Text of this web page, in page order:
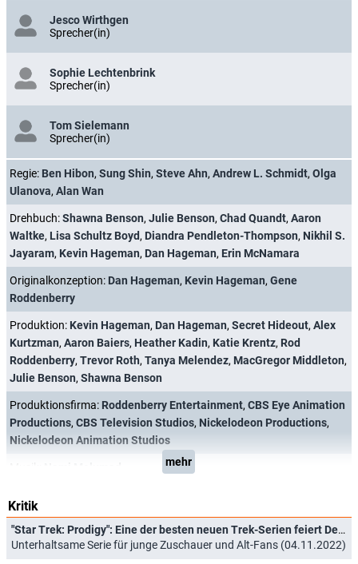
Jesco Wirthgen
Sprecher(in)
Sophie Lechtenbrink
Sprecher(in)
Tom Sielemann
Sprecher(in)
Regie: Ben Hibon, Sung Shin, Steve Ahn, Andrew L. Schmidt, Olga
Ulanova, Alan Wan
Drehbuch:Shawna Benson, Julie Benson, Chad Quandt, Aaron
Waltke, Lisa Schultz Boyd, Diandra Pendleton-Thompson, Nikhil S.
Jayaram, Kevin Hageman, Dan Hageman, Erin McNamara
Originalkonzeption: Dan Hageman, Kevin Hageman, Gene
Roddenberry
Produktion: Kevin Hageman, Dan Hageman, Secret Hideout, Alex
Kurtzman, Aaron Baiers, Heather Kadin, Katie Krentz, Rod
Roddenberry, Trevor Roth, Tanya Melendez, MacGregor Middleton,
Julie Benson, Shawna Benson
Produktionsfirma: Roddenberry Entertainment, CBS Eye Animation
Productions, CBS Television Studios, Nickelodeon Productions,
Nickelodeon Animation Studios
mehr
Kritik
"Star Trek: Prodigy": Eine der besten neuen Trek-Serien feiert Deutschlandpremiere
Unterhaltsame Serie für junge Zuschauer und Alt-Fans (04.11.2022)